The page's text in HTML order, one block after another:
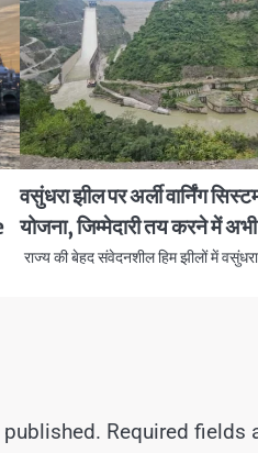
वसुंधरा झील पर अर्ली वार्निंग
योजना, जिम्मेदारी तय करने में
राज्य की बेहद संवेदनशील हिम झीलों में
Required fields